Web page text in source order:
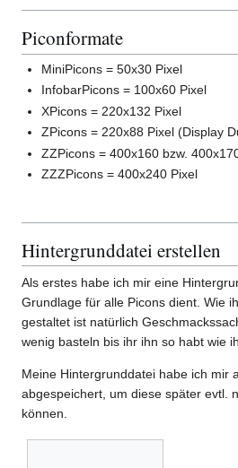
Piconformate
MiniPicons = 50x30 Pixel
InfobarPicons = 100x60 Pixel
XPicons = 220x132 Pixel
ZPicons = 220x88 Pixel (Display
ZZPicons = 400x160 bzw.
ZZZPicons = 400x240 Pixel
Hintergrunddatei erstellen
Als erstes habe ich mir eine
Grundlage für alle Picons dient. Wie
gestaltet ist natürlich
wenig basteln bis ihr ihn so habt wie
Meine Hintergrunddatei habe ich mir
abgespeichert, um diese später evtl.
können.